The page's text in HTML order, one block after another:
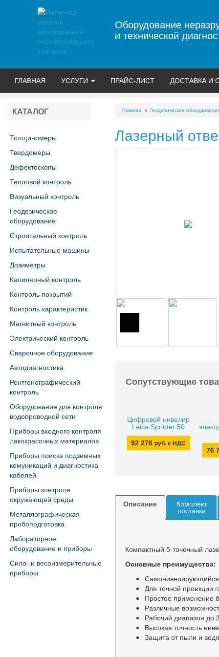
Оборудование
и технической
ГЛАВНАЯ УСЛУГИ ПРАЙС-ЛИСТ ДОСТАВКА И
КАТАЛОГ
Толщиномеры
Твердомеры
Дефектоскопы
Тепловой контроль
Визуальный контроль
Геодезическое
оборудование
Строительный контроль
Испытательные машины
Дозиметры
Капилярный контроль
Контроль покрытий
Контроль характеристик
Магнитный контроль
Электрический контроль
Сварочное оборудование
Автодиагностика
Рентгенографический
контроль
Оборудование для контроля
водопроводной сети
Приборы входного контроля
лакокрасочных материалов
Приборы поиска подземных
комуникаций и диагностика
кабелей
Приборы контроля
окружающей среды
Металлографическая
пробоподготовка
Лабораторное
оборудование и приборы
Сило- и весоизмерительные
приборы
Главная Геодезическое
Лазерный
Сопутствующие
Цифровой нивелир
Leica Sprinter 50
92 276 руб. с НДС
76
Описание
Комплект
поставки
Компактный 5-точечный
Основные преимущества:
Самонивелирующийся
Для точной проекции
Простое применение
Различные
Рабочий диапазон до
Высокая точность
Защита от пыли и